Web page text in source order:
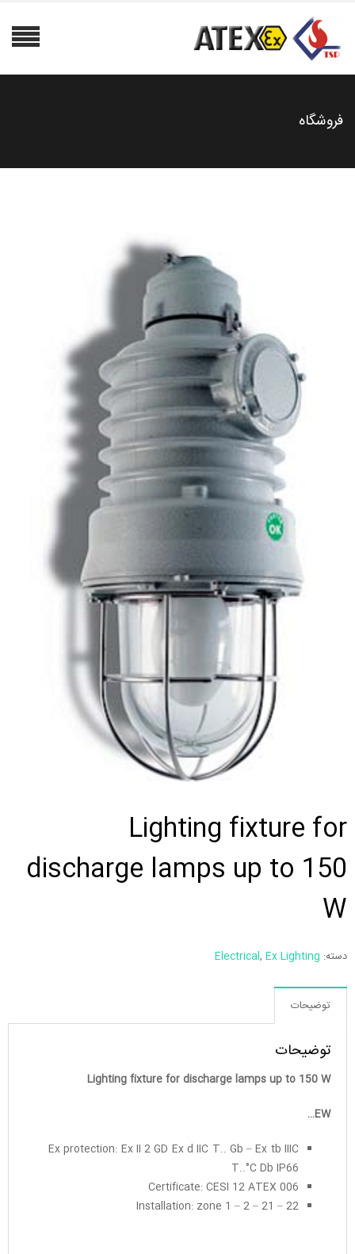
فروشگاه
Lighting fixture for
discharge lamps up to 150
W
دسته: Electrical, Ex Lighting
توضیحات
توضیحات
Lighting fixture for discharge lamps up to 150 W
EW…
Ex protection: Ex II 2 GD Ex d IIC T.. Gb – Ex tb IIIC
T..°C Db IP66
Certificate: CESI 12 ATEX 006
Installation: zone 1 – 2 – 21 – 22